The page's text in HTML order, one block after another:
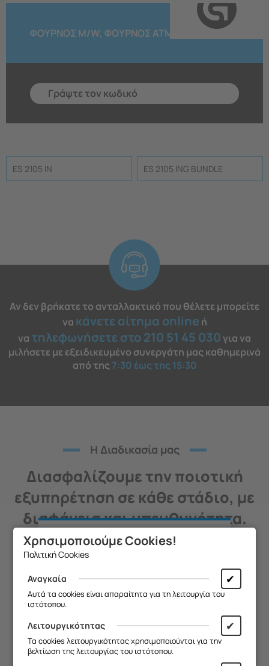
ΦΟΥΡΝΟΣ M/W, ΦΟΥΡΝΟΣ ΑΤΜΟΥ, LIFT DOOR
ES 2105 IN ES 2105 ING BUNDLE
Αν δεν βρήκατε το ανταλλακτικό που θέλετε μπορείτε
να κάνετε αίτημα online ή
νατηλεφωνήσετε στο 210 51 45 030 για να
μιλήσετε με εξειδικευμένο συνεργάτη μας καθημερινά
από της7:30 έως της 15:30
H Διαδικασία μας
Διασφαλίζουμε την ποιοτική
εξυπηρέτηση σε κάθε στάδιο, με
διαφάνεια και υπευθυνότητα.
01
Επικοινωνία
Χρησιμοποιούμε Cookies!
Πολιτική Cookies
Αναγκαία ✔
Αυτά τα cookies είναι απαραίτητα για τη λειτουργία του
ιστότοπου.
Λειτουργικότητας ✔
Τα cookies λειτουργικότητας χρησιμοποιούνται για την
βελτίωση της λειτουργίας του ιστότοπου.
Θα θέλαμε να σας ενημερώσουμε ότι
κλειστή από13/08 έως και 18/08,
Σας ευχαριστούμε για την
κατανόηση και σας ευχόμαστε καλό